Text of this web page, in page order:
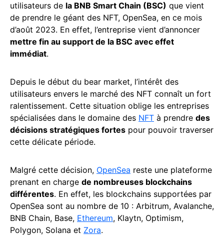
utilisateurs de la BNB Smart Chain (BSC) que vient
de prendre le géant des NFT, OpenSea, en ce mois
d’août 2023. En effet, l’entreprise vient d’annoncer
mettre fin au support de la BSC avec effet
immédiat.
Depuis le début du bear market, l’intérêt des
utilisateurs envers le marché des NFT connaît un fort
ralentissement. Cette situation oblige les entreprises
spécialisées dans le domaine des NFT à prendre des
décisions stratégiques fortes pour pouvoir traverser
cette délicate période.
Malgré cette décision, OpenSea reste une plateforme
prenant en charge de nombreuses blockchains
différentes. En effet, les blockchains supportées par
OpenSea sont au nombre de 10 : Arbitrum, Avalanche,
BNB Chain, Base, Ethereum, Klaytn, Optimism,
Polygon, Solana et Zora.